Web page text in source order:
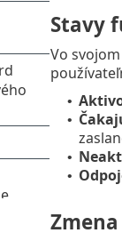
Stavy
Vo svojom
•
•
•
•